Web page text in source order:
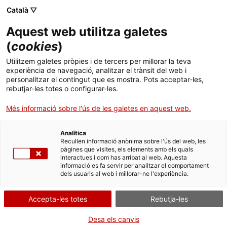
Menú
Tràmits Gencat
Idioma: ca
Startup capital coinversió 2024
Consulta a continuació totes les opcions
vinculades a aquest tràmit. Selecciona la que
correspongui amb el teu cas i podràs
accedir a tota la informació i condicions de
tramitació.
Català ▽
Aquest web utilitza galetes
(cookies)
Utilitzem galetes pròpies i de tercers per millorar la teva
experiència de navegació, analitzar el trànsit del web i
personalitzar el contingut que es mostra. Pots acceptar-les,
rebutjar-les totes o configurar-les.
Més informació sobre l'ús de les galetes en aquest web.
Analítica
Recullen informació anònima sobre l'ús del web, les
pàgines que visites, els elements amb els quals
interactues i com has arribat al web. Aquesta
informació es fa servir per analitzar el comportament
dels usuaris al web i millorar-ne l'experiència.
Accepta-les totes Rebutja-les
Desa els canvis